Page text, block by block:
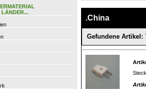
LÄNDER...
.China
Gefundene Artikel: